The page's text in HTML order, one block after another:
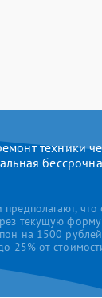
техники
что
текущую
на 1500
25% от